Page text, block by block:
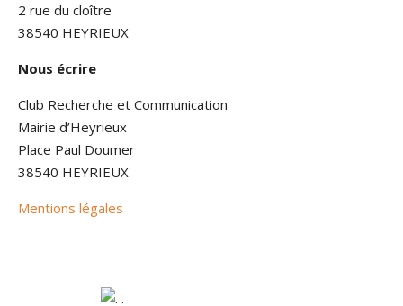
2 rue du cloître
38540 HEYRIEUX
Nous écrire
Club Recherche et Communication
Mairie d’Heyrieux
Place Paul Doumer
38540 HEYRIEUX
Mentions légales